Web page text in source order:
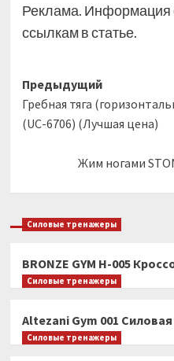
Реклама. Информация
ссылкам в статье.
Навигация
записи
Предыдущий
Гребная тяга
(UC-6706) (Лучшая цена)
Жим ногами
Силовые тренажеры
BRONZE GYM H-005
Силовые тренажеры
Altezani Gym 001
Силовые тренажеры